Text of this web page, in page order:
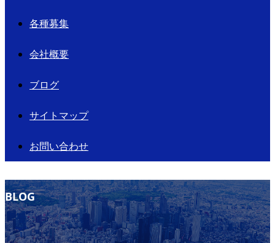
各種募集
会社概要
ブログ
サイトマップ
お問い合わせ
BLOG